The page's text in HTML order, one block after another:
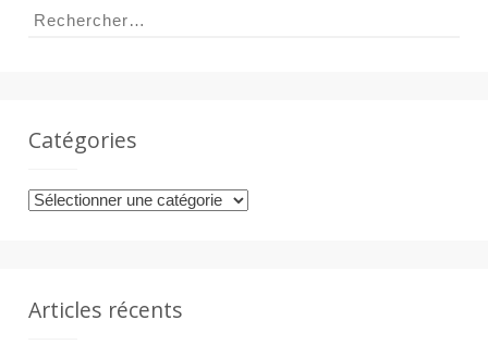
Rechercher :
Catégories
Catégories
Articles récents